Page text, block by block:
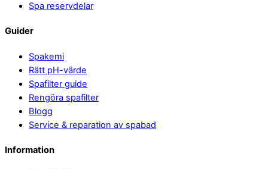
Spa reservdelar
Guider
Spakemi
Rätt pH-värde
Spafilter guide
Rengöra spafilter
Blogg
Service & reparation av spabad
Information